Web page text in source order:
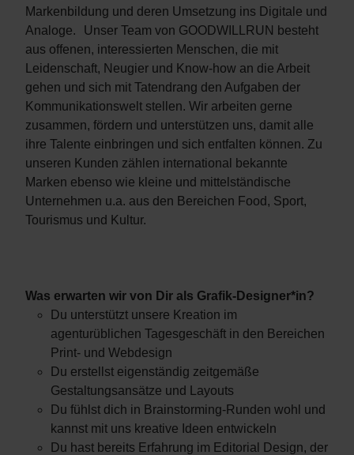
Markenbildung und deren Umsetzung ins Digitale und
Analoge. Unser Team von GOODWILLRUN besteht
aus offenen, interessierten Menschen, die mit
Leidenschaft, Neugier und Know-how an die Arbeit
gehen und sich mit Tatendrang den Aufgaben der
Kommunikationswelt stellen. Wir arbeiten gerne
zusammen, fördern und unterstützen uns, damit alle
ihre Talente einbringen und sich entfalten können. Zu
unseren Kunden zählen international bekannte
Marken ebenso wie kleine und mittelständische
Unternehmen u.a. aus den Bereichen Food, Sport,
Tourismus und Kultur.
Was erwarten wir von Dir als Grafik-Designer*in?
Du unterstützt unsere Kreation im
agenturüblichen Tagesgeschäft in den Bereichen
Print- und Webdesign
Du erstellst eigenständig zeitgemäße
Gestaltungsansätze und Layouts
Du fühlst dich in Brainstorming-Runden wohl und
kannst mit uns kreative Ideen entwickeln
Du hast bereits Erfahrung im Editorial Design, der